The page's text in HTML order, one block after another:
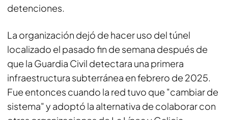
detenciones.
La organización dejó de hacer uso del túnel
localizado el pasado fin de semana después de
que la Guardia Civil detectara una primera
infraestructura subterránea en febrero de 2025.
Fue entonces cuando la red tuvo que "cambiar de
sistema" y adoptó la alternativa de colaborar con